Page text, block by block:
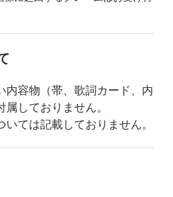
内容物（帯、歌詞カード、内
しておりません。
ては記載しておりません。